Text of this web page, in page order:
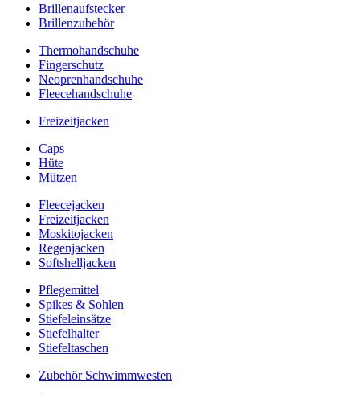
Brillenaufstecker
Brillenzubehör
Thermohandschuhe
Fingerschutz
Neoprenhandschuhe
Fleecehandschuhe
Freizeitjacken
Caps
Hüte
Mützen
Fleecejacken
Freizeitjacken
Moskitojacken
Regenjacken
Softshelljacken
Pflegemittel
Spikes & Sohlen
Stiefeleinsätze
Stiefelhalter
Stiefeltaschen
Zubehör Schwimmwesten